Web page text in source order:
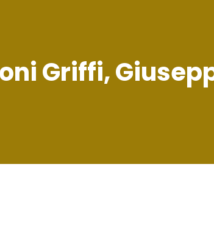
Griffi,